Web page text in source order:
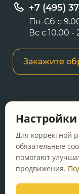
+7 (495)
Пн-Сб с
Вс с 10.00 -
Закажите
сайте носит
является
Перед
актуальную
Для корректной
обязательные
помогают
продвижения.